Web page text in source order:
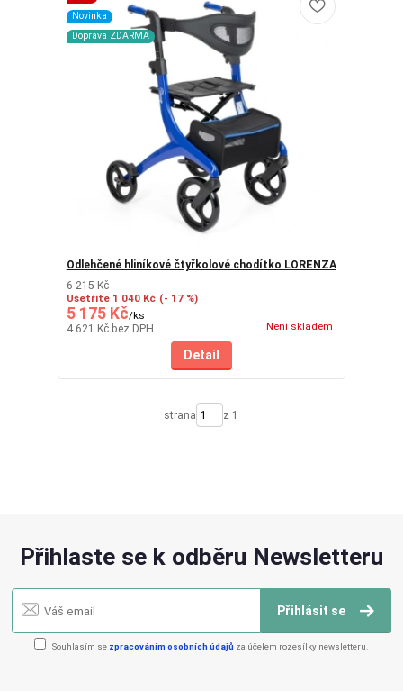
Novinka
Doprava ZDARMA
Odlehčené hliníkové čtyřkolové chodítko LORENZA
6 215 Kč
Ušetříte 1 040 Kč (- 17 %)
5 175 Kč/ks
4 621 Kč bez DPH Není skladem
Detail
strana z 1
Přihlaste se k odběru Newsletteru
Přihlásit se
Souhlasím se zpracováním osobních údajů za účelem rozesílky newsletteru.